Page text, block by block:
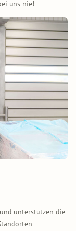
uns nie!
unterstützen die